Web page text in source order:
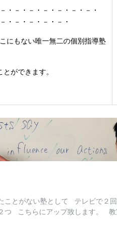
・－・－・－・－・－・－・
・－・－・－・－・
にもない唯一無二の個別指導塾
ができます。